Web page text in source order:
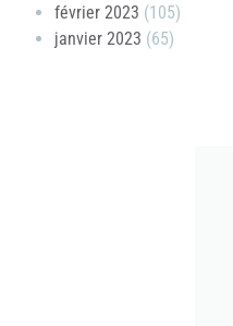
février 2023 (105)
janvier 2023 (65)